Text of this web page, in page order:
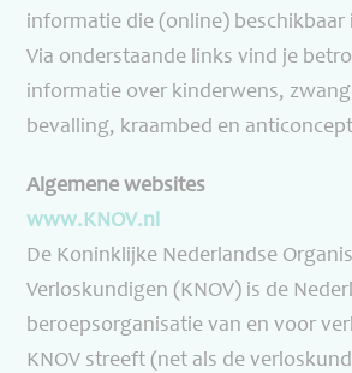
informatie die (online) beschikbaar
Via onderstaande links vind je
informatie over kinderwens,
bevalling, kraambed en
Algemene websites
www.KNOV.nl
De Koninklijke Nederlandse
Verloskundigen (KNOV) is de
beroepsorganisatie van en voor
KNOV streeft (net als de